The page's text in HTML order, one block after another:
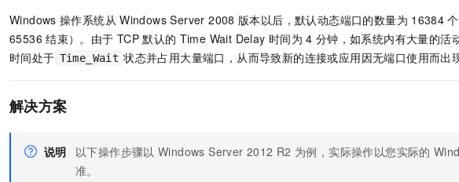
Windows 操作系统从 Windows Server 2008 版本以后，默认动态端口的数量为 16384
65536 结束）。由于 TCP 默认的 Time Wait Delay 时间为 4 分钟，如系统内有大量的活
时间处于 Time_Wait 状态并占用大量端口，从而导致新的连接或应用因无端口使用而出
解决方案
说明 以下操作步骤以 Windows Server 2012 R2 为例，实际操作以您实际的
准。
Happy 系列大模型 人工智能平台 PAI
AI Native 的算法工程平台，一站式完成建模、训练、推理服务部署
秒悟
云端极速 AI
10 分钟在聊天系统中增加一个 AI 助手
定制小程序
APP 开发